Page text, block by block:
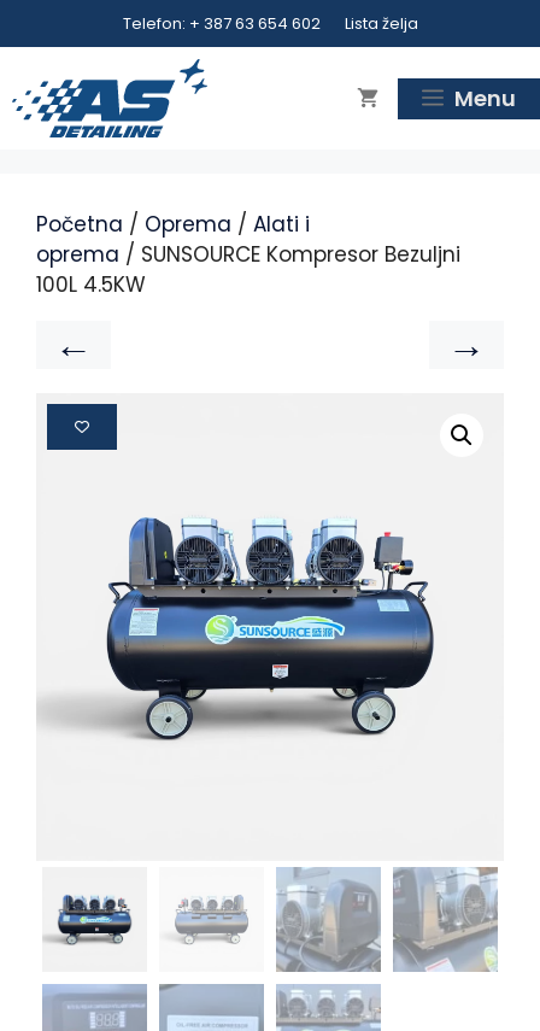
Telefon: + 387 63 654 602 Lista želja
Menu
Početna / Oprema / Alati i
oprema / SUNSOURCE Kompresor Bezuljni
100L 4.5KW
← →